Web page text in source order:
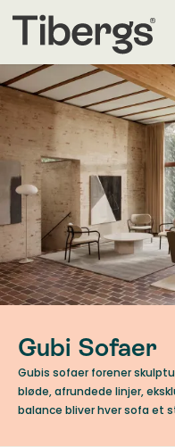
Gubi Sofaer
Gubis sofaer forener
bløde, afrundede linjer,
balance bliver hver sofa et